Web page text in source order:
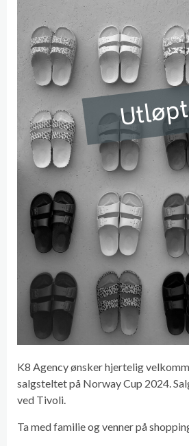
K8 Agency ønsker hjertelig
salgsteltet på Norway Cup 2024.
ved Tivoli.
Ta med familie og venner på